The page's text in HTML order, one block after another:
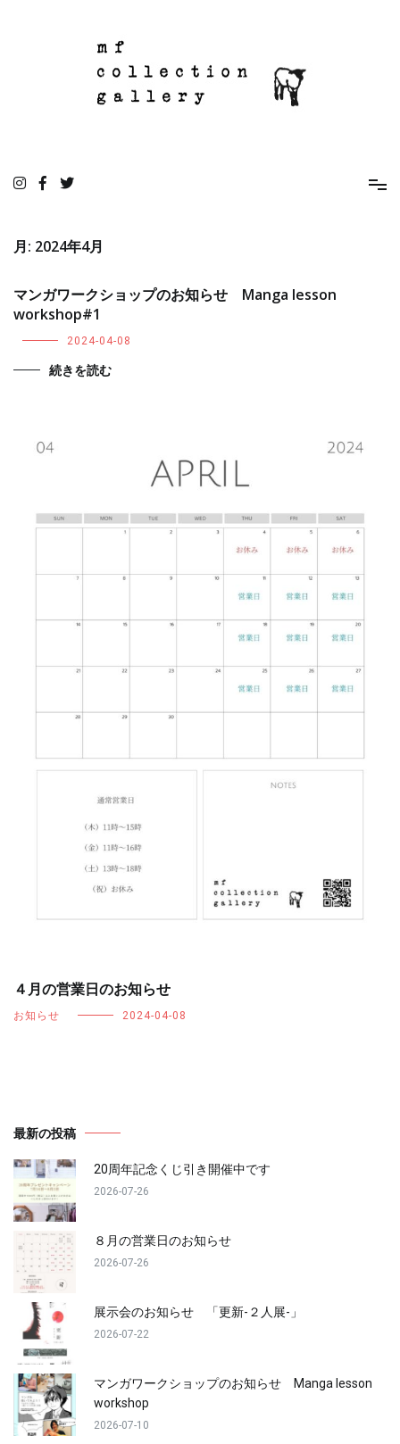
月: 2024年4月
マンガワークショップのお知らせ Manga lesson
workshop#1
2024-04-08
続きを読む
４月の営業日のお知らせ
お知らせ 2024-04-08
最新の投稿
20周年記念くじ引き開催中です
2026-07-26
８月の営業日のお知らせ
2026-07-26
展示会のお知らせ 「更新-２人展-」
2026-07-22
マンガワークショップのお知らせ Manga lesson
workshop
2026-07-10